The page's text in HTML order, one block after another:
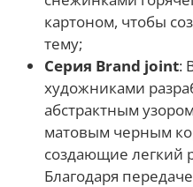
картоном, чтобы
тему;
Серия Brand joint:
художниками
абстрактным
матовым черным
создающие легкий
Благодаря